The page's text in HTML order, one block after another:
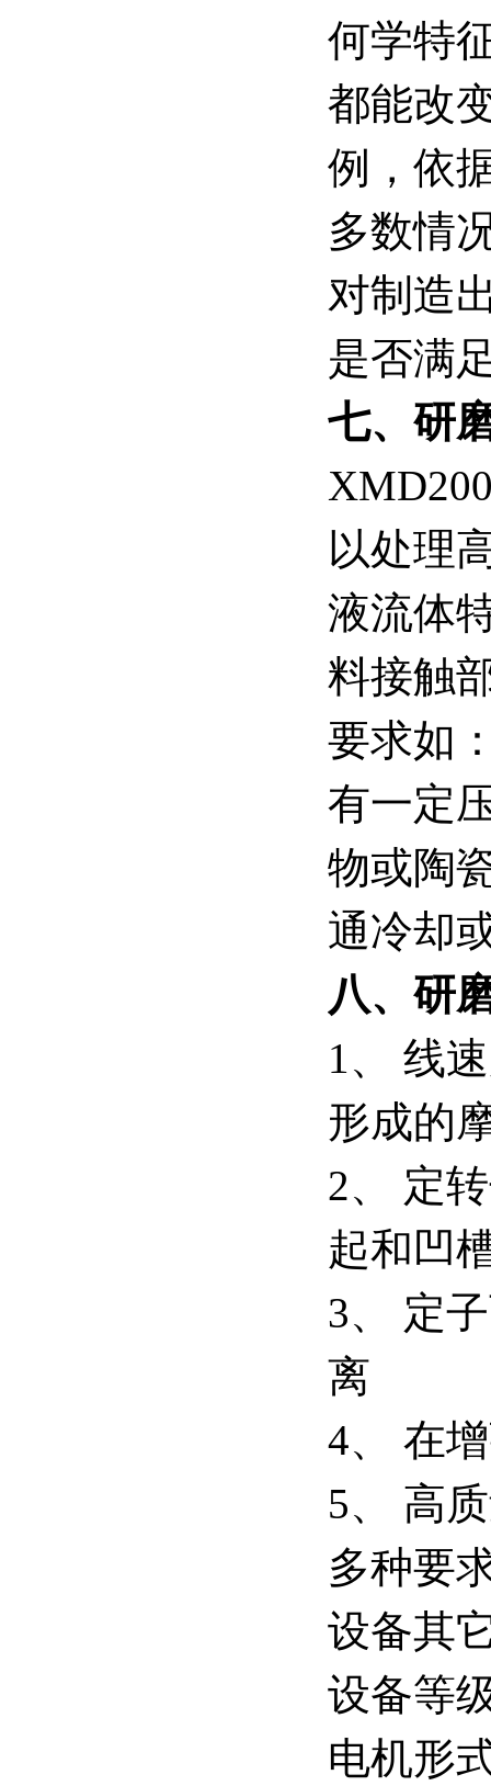
何学特
都能改
例，依
多数情
对制造
是否满
七、研
以处理
液流体
料接触
要求如
有一定
物或陶
通冷却
八、研
1、 线
形成的
2、 定
起和凹
3、 定
离
4、 在
5、 高
多种要
设备其
设备等
电机形